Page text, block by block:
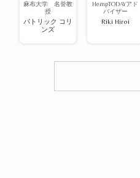
麻布大学 名誉教
授
パトリック コリ
ンズ
HempTODAYアド
バイザー
Riki Hiroi